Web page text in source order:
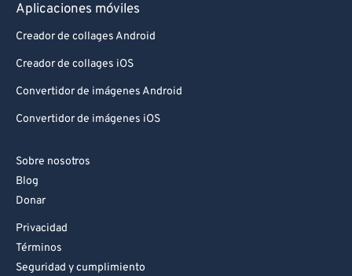
Aplicaciones móviles
Creador de collages Android
Creador de collages iOS
Convertidor de imágenes Android
Convertidor de imágenes iOS
Sobre nosotros
Blog
Donar
Privacidad
Términos
Seguridad y cumplimiento